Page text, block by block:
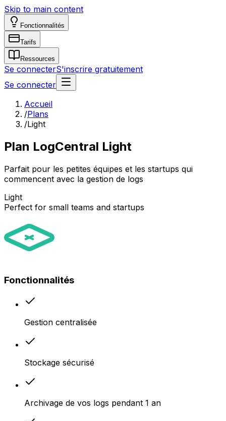
Skip to main content
Fonctionnalités
Tarifs
Ressources
Se connecterS'inscrire gratuitement
Se connecter
Accueil
/Plans
/Light
Plan LogCentral Light
Parfait pour les petites équipes et les startups qui
commencent avec la gestion de logs
Light
Perfect for small teams and startups
Fonctionnalités
Gestion centralisée
Stockage sécurisé
Archivage de vos logs pendant 1 an